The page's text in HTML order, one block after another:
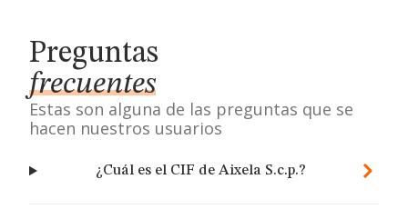
Preguntas
frecuentes
Estas son alguna de las preguntas que se
hacen nuestros usuarios
¿Cuál es el CIF de Aixela S.c.p.?